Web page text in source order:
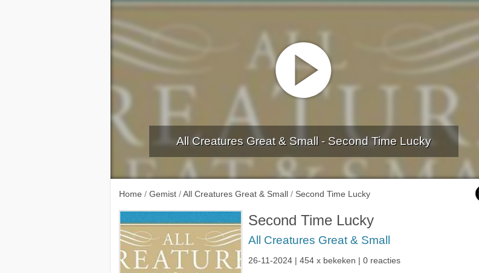
All Creatures Great & Small - Second Time Lucky
Home / Gemist / All Creatures Great & Small / Second Time Lucky
Second Time Lucky
All Creatures Great & Small
26-11-2024 | 454 x bekeken | 0 reacties
We Can But Hope